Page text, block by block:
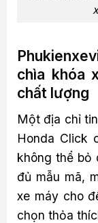
chìa khóa
chất lượng
Một địa chỉ
Honda Click
không thể bỏ
đủ mẫu mã,
xe máy cho
chọn thỏa